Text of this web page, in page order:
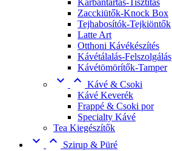
Karbantartás-Tisztítás
Zacckiütők-Knock Box
Tejhabosítók-Tejkiöntők
Latte Art
Otthoni Kávékészítés
Kávétálalás-Felszolgálás
Kávétömörítők-Tamper
  Kávé & Csoki
Kávé Keverék
Frappé & Csoki por
Specialty Kávé
Tea Kiegészítők
 
Szirup & Püré